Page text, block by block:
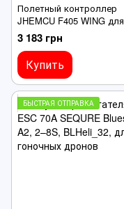
Полетный контроллер
JHEMCU F405 WING для
крыльев, совместимый с
INAV, с барометром и
гироскопом, для БПЛА
3 183 грн
Купить
БЫСТРАЯ ОТПРАВКА